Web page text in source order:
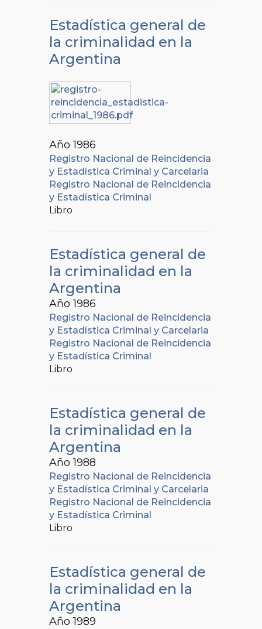
Estadística general de
la criminalidad en la
Argentina
Año 1986
Registro Nacional de Reincidencia
y Estadística Criminal y Carcelaria
Registro Nacional de Reincidencia
y Estadística Criminal
Libro
Estadística general de
la criminalidad en la
Argentina
Año 1986
Registro Nacional de Reincidencia
y Estadística Criminal y Carcelaria
Registro Nacional de Reincidencia
y Estadística Criminal
Libro
Estadística general de
la criminalidad en la
Argentina
Año 1988
Registro Nacional de Reincidencia
y Estadística Criminal y Carcelaria
Registro Nacional de Reincidencia
y Estadística Criminal
Libro
Estadística general de
la criminalidad en la
Argentina
Año 1989